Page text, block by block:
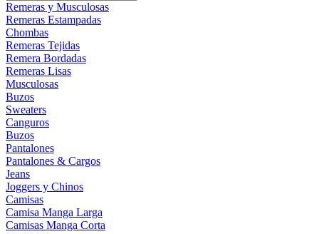
Remeras y Musculosas
Remeras Estampadas
Chombas
Remeras Tejidas
Remera Bordadas
Remeras Lisas
Musculosas
Buzos
Sweaters
Canguros
Buzos
Pantalones
Pantalones & Cargos
Jeans
Joggers y Chinos
Camisas
Camisa Manga Larga
Camisas Manga Corta